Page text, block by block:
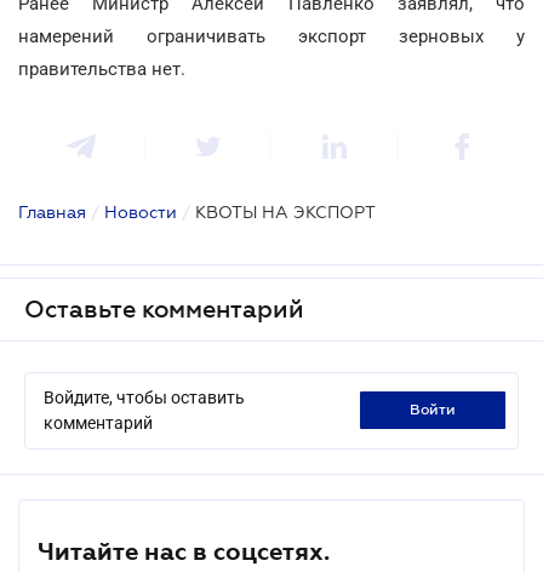
намерений ограничивать экспорт зерновых у
правительства нет.
Главная / Новости / КВОТЫ НА ЭКСПОРТ
Оставьте комментарий
Войдите, чтобы оставить
комментарий
войти
Читайте нас в соцсетях.